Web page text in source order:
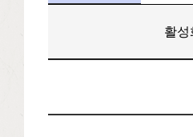
활성